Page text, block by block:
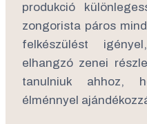
produkció
zongorista páros
felkészülést
elhangzó zenei
tanulniuk ahhoz,
élménnyel